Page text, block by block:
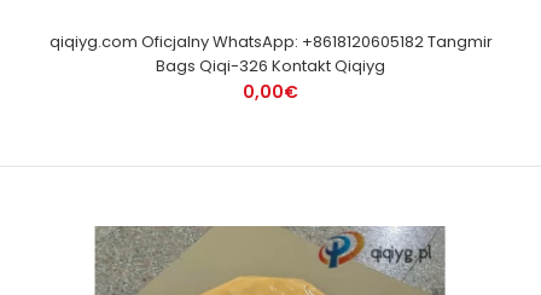
qiqiyg.com Oficjalny WhatsApp: +8618120605182 Tangmir
Bags Qiqi-326 Kontakt Qiqiyg
0,00€